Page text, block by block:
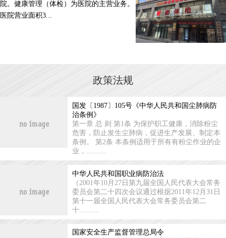
院。健康管理（体检）为医院的主营业务。
医院营业面积3...
政策法规
国发〔1987〕105号《中华人民共和国尘肺病防
治条例》
第一章 总 则 第1条 为保护职工健康，消除粉尘
危害，防止发生尘肺病，促进生产发展、制定本
条例。 第2条 本条例适用于所有有粉尘作业的企
业，..........
中华人民共和国职业病防治法
（2001年10月27日第九届全国人民代表大会常务
委员会第二十四次会议通过根据2011年12月31日
第十一届全国人民代表大会常务委员会第二
十..........
国家安全生产监督管理总局令